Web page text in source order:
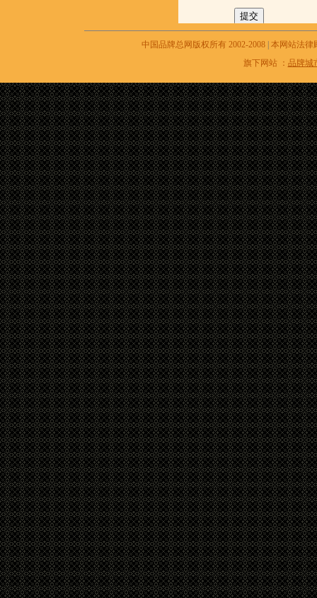
中国品牌总网版权所有 2002-2008 本网站法律
旗下网站 ： 品牌城